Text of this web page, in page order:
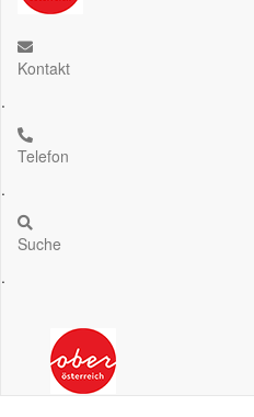
Kontakt
.
Telefon
.
Suche
.